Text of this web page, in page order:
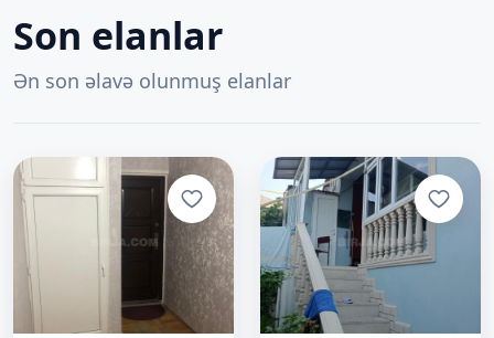
Son elanlar
Ən son əlavə olunmuş elanlar